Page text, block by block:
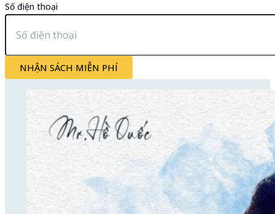
Số điện thoại
NHẬN SÁCH MIỄN PHÍ